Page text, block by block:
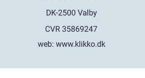
web:www.klikko.dk